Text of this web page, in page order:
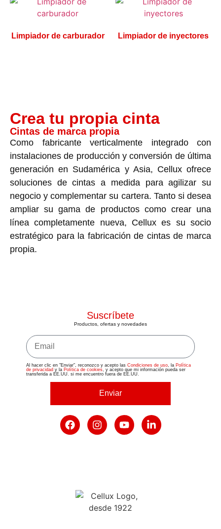
Limpiador de carburador Limpiador de inyectores
Crea tu propia cinta
Cintas de marca propia
Como fabricante verticalmente integrado con
instalaciones de producción y conversión de última
generación en Sudamérica y Asia, Cellux ofrece
soluciones de cintas a medida para agilizar su
negocio y complementar su cartera. Tanto si desea
ampliar su gama de productos como crear una
línea completamente nueva, Cellux es su socio
estratégico para la fabricación de cintas de marca
propia.
Suscríbete
Productos, ofertas y novedades
Al hacer clic en "Enviar", reconozco y acepto las Condiciones de uso, la Política
de privacidad y la Política de cookies, y acepto que mi información pueda ser
transferida a EE.UU. si me encuentro fuera de EE.UU.
Enviar